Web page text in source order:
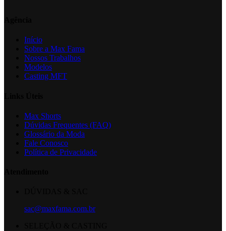
Início
Sobre a Max Fama
Nossos Trabalhos
Modelos
Casting MFT
Max Shorts
Dúvidas Frequentes (FAQ)
Glossário da Moda
Fale Conosco
Política de Privacidade
sac@maxfama.com.br